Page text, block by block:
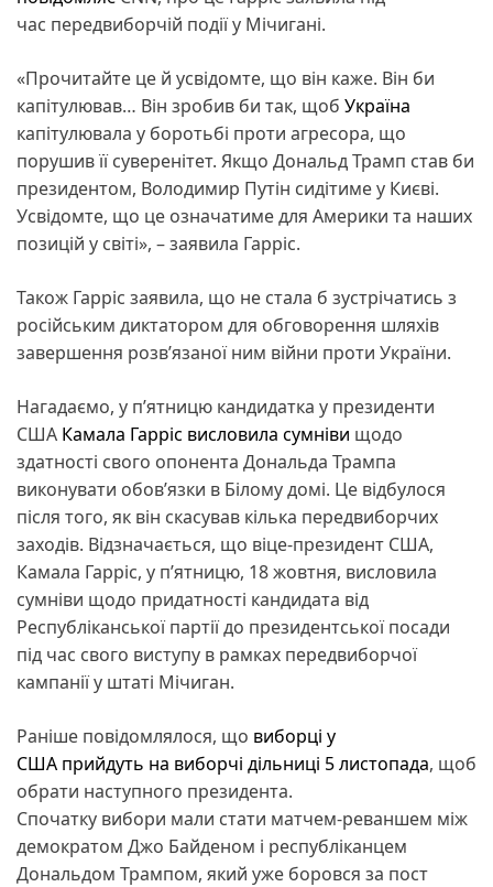
час передвиборчій події у Мічигані.
«Прочитайте це й усвідомте, що він каже. Він би
капітулював… Він зробив би так, щоб Україна
капітулювала у боротьбі проти агресора, що
порушив її суверенітет. Якщо Дональд Трамп став би
президентом, Володимир Путін сидітиме у Києві.
Усвідомте, що це означатиме для Америки та наших
позицій у світі», – заявила Гарріс.
Також Гарріс заявила, що не стала б зустрічатись з
російським диктатором для обговорення шляхів
завершення розв’язаної ним війни проти України.
Нагадаємо, у п’ятницю кандидатка у президенти
США Камала Гарріс висловила сумніви щодо
здатності свого опонента Дональда Трампа
виконувати обов’язки в Білому домі. Це відбулося
після того, як він скасував кілька передвиборчих
заходів. Відзначається, що віце-президент США,
Камала Гарріс, у п’ятницю, 18 жовтня, висловила
сумніви щодо придатності кандидата від
Республіканської партії до президентської посади
під час свого виступу в рамках передвиборчої
кампанії у штаті Мічиган.
Раніше повідомлялося, що виборці у
США прийдуть на виборчі дільниці 5 листопада, щоб
обрати наступного президента.
Спочатку вибори мали стати матчем-реваншем між
демократом Джо Байденом і республіканцем
Дональдом Трампом, який уже боровся за пост